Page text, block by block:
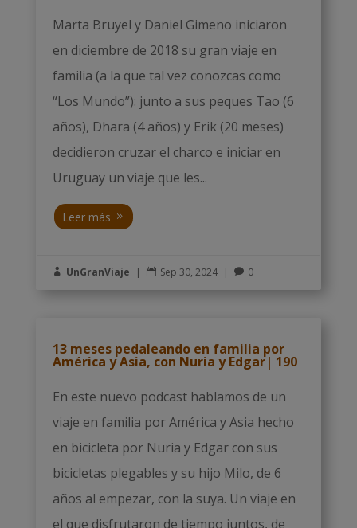
Marta Bruyel y Daniel Gimeno iniciaron
en diciembre de 2018 su gran viaje en
familia (a la que tal vez conozcas como
“Los Mundo”): junto a sus peques Tao (6
años), Dhara (4 años) y Erik (20 meses)
decidieron cruzar el charco e iniciar en
Uruguay un viaje que les...
Leer más
 UnGranViaje |  Sep 30, 2024 |  0
13 meses pedaleando en familia por
América y Asia, con Nuria y Edgar| 190
En este nuevo podcast hablamos de un
viaje en familia por América y Asia hecho
en bicicleta por Nuria y Edgar con sus
bicicletas plegables y su hijo Milo, de 6
años al empezar, con la suya. Un viaje en
el que disfrutaron de tiempo juntos, de